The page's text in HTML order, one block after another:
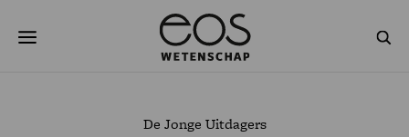
naar
De Jonge Uitdagers